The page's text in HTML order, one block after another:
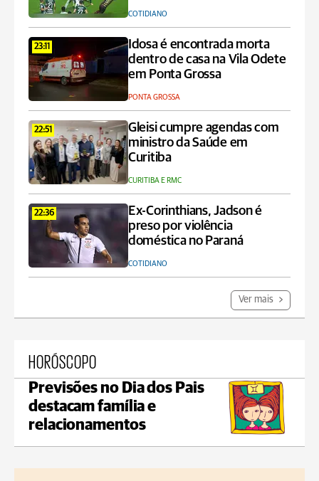
COTIDIANO
23:11
Idosa é encontrada morta
dentro de casa na Vila Odete
em Ponta Grossa
PONTA GROSSA
22:51
Gleisi cumpre agendas com
ministro da Saúde em
Curitiba
CURITIBA E RMC
22:36
Ex-Corinthians, Jadson é
preso por violência
doméstica no Paraná
COTIDIANO
Ver mais
HORÓSCOPO
Previsões no Dia dos Pais
destacam família e
relacionamentos